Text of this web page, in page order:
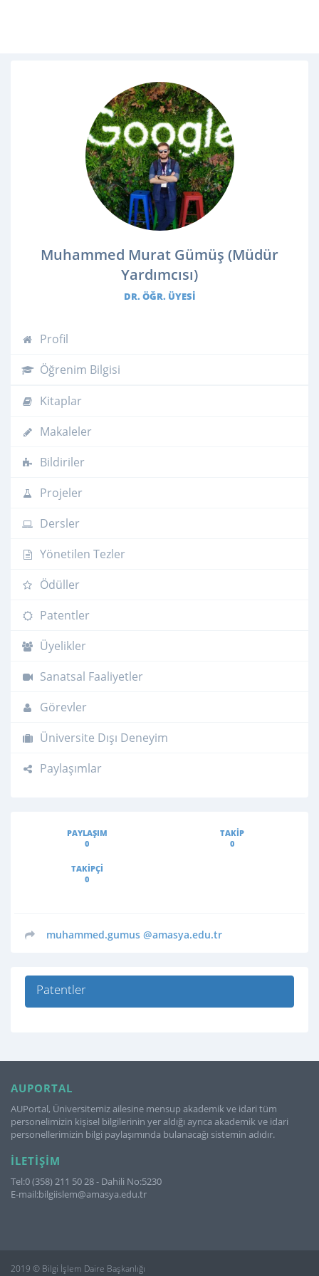
Muhammed Murat Gümüş (Müdür
Yardımcısı)
DR. ÖĞR. ÜYESI
Profil
Öğrenim Bilgisi
Kitaplar
Makaleler
Bildiriler
Projeler
Dersler
Yönetilen Tezler
Ödüller
Patentler
Üyelikler
Sanatsal Faaliyetler
Görevler
Üniversite Dışı Deneyim
Paylaşımlar
PAYLAŞIM
0
TAKIP
0
TAKIPÇI
0
muhammed.gumus @amasya.edu.tr
Patentler
AUPORTAL
AUPortal, Üniversitemiz ailesine mensup akademik ve idari tüm
personelimizin kişisel bilgilerinin yer aldığı ayrıca akademik ve idari
personellerimizin bilgi paylaşımında bulanacağı sistemin adıdır.
İLETIŞIM
Tel:0 (358) 211 50 28 - Dahili No:5230
E-mail:bilgiislem@amasya.edu.tr
2019 © Bilgi İşlem Daire Başkanlığı